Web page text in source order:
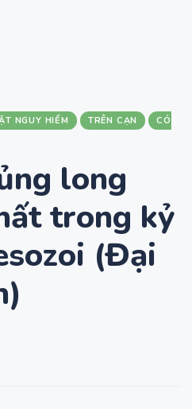
NGUY HIỂM TRÊN CẠN
CÓ
long
trong kỷ
(Đại